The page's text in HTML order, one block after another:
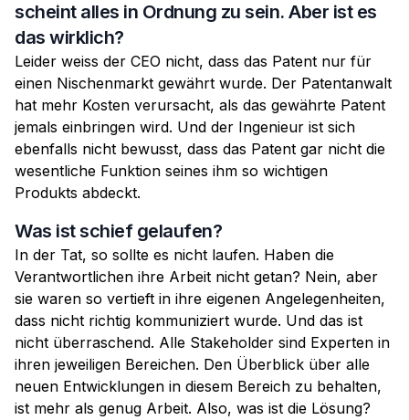
scheint alles in Ordnung zu sein. Aber ist es
das wirklich?
Leider weiss der CEO nicht, dass das Patent nur für
einen Nischenmarkt gewährt wurde. Der Patentanwalt
hat mehr Kosten verursacht, als das gewährte Patent
jemals einbringen wird. Und der Ingenieur ist sich
ebenfalls nicht bewusst, dass das Patent gar nicht die
wesentliche Funktion seines ihm so wichtigen
Produkts abdeckt.
Was ist schief gelaufen?
In der Tat, so sollte es nicht laufen. Haben die
Verantwortlichen ihre Arbeit nicht getan? Nein, aber
sie waren so vertieft in ihre eigenen Angelegenheiten,
dass nicht richtig kommuniziert wurde. Und das ist
nicht überraschend. Alle Stakeholder sind Experten in
ihren jeweiligen Bereichen. Den Überblick über alle
neuen Entwicklungen in diesem Bereich zu behalten,
ist mehr als genug Arbeit. Also, was ist die Lösung?